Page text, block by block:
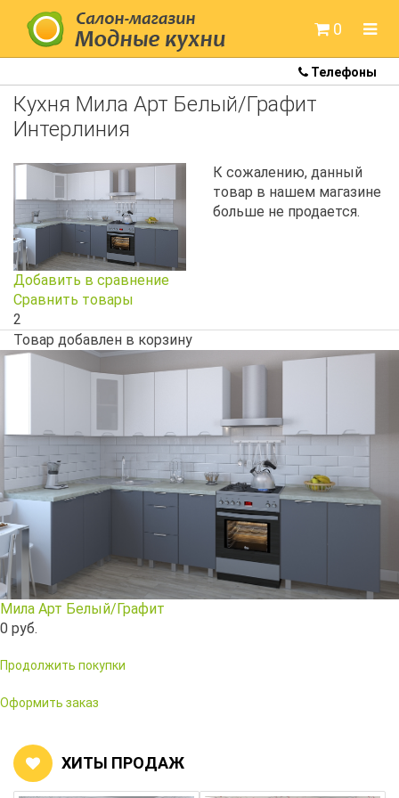
0
Телефоны
Кухни Colorita
Кухни Метрио
Кухни Неман
Кухни Модница
Кухни под заказ
Кухонные мойки
Смесители
Главная
О компании
Каталог
Скидки
Кухня Мила Арт Белый/Графит
Интерлиния
Добавить в сравнение
Сравнить товары
2
К сожалению, данный
товар в нашем магазине
больше не продается.
Товар добавлен в корзину
Мила Арт Белый/Графит
0 руб.
Продолжить покупки
Оформить заказ
ХИТЫ ПРОДАЖ